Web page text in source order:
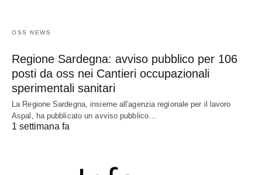
OSS NEWS
Regione Sardegna: avviso pubblico per 106
posti da oss nei Cantieri occupazionali
sperimentali sanitari
La Regione Sardegna, insieme all'agenzia regionale per il lavoro
Aspal, ha pubblicato un avviso pubblico…
1 settimana fa